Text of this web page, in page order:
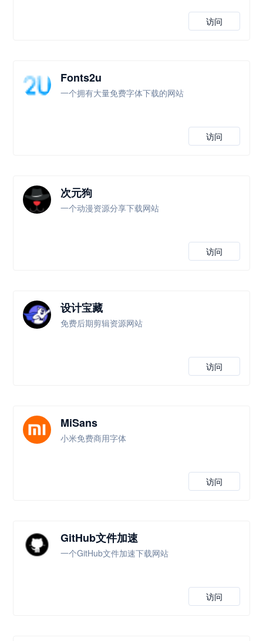
访问
Fonts2u
一个拥有大量免费字体下载的网站
访问
次元狗
一个动漫资源分享下载网站
访问
设计宝藏
免费后期剪辑资源网站
访问
MiSans
小米免费商用字体
访问
GitHub文件加速
一个GitHub文件加速下载网站
访问